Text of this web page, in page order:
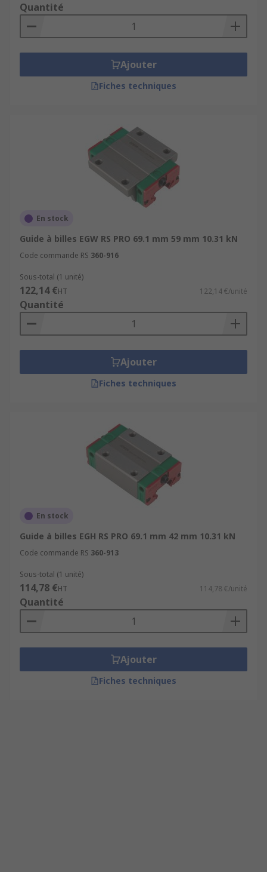
Quantité
Ajouter
Fiches techniques
En stock
Guide à billes EGW RS PRO 69.1 mm 59 mm 10.31 kN
Code commande RS 360-916
Sous-total (1 unité)
122,14 €HT 122,14 €/unité
Quantité
Ajouter
Fiches techniques
En stock
Guide à billes EGH RS PRO 69.1 mm 42 mm 10.31 kN
Code commande RS 360-913
Sous-total (1 unité)
114,78 €HT 114,78 €/unité
Quantité
Ajouter
Fiches techniques